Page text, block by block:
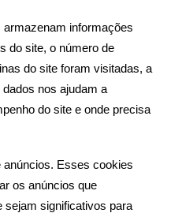
informações
do site, o número de
do site foram visitadas, a
nos ajudam a
do site e onde precisa
Esses cookies
os anúncios que
sejam significativos para